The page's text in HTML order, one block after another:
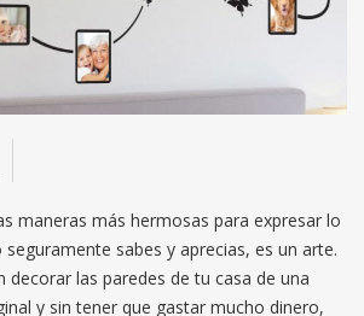
maneras más hermosas para expresar lo
sabes y aprecias, es un arte.
decorar las paredes de tu casa de una
y sin tener que gastar mucho dinero,